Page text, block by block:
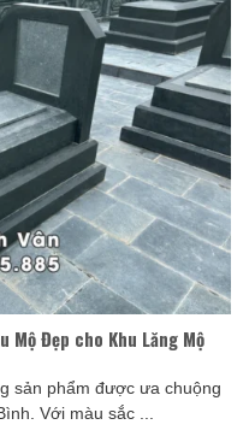
Mộ Đẹp cho Khu Lăng Mộ
sản phẩm được ưa chuộng
Với màu sắc ...